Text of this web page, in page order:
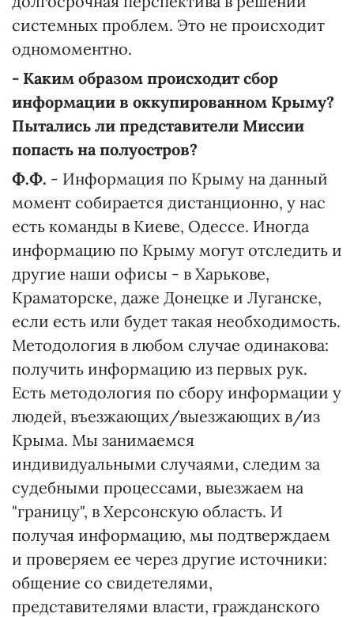
системных проблем. Это не происходит
одномоментно.
- Каким образом происходит сбор
информации в оккупированном Крыму?
Пытались ли представители Миссии
попасть на полуостров?
Ф.Ф. - Информация по Крыму на данный
момент собирается дистанционно, у нас
есть команды в Киеве, Одессе. Иногда
информацию по Крыму могут отследить и
другие наши офисы - в Харькове,
Краматорске, даже Донецке и Луганске,
если есть или будет такая необходимость.
Методология в любом случае одинакова:
получить информацию из первых рук.
Есть методология по сбору информации у
людей, въезжающих/выезжающих в/из
Крыма. Мы занимаемся
индивидуальными случаями, следим за
судебными процессами, выезжаем на
"границу", в Херсонскую область. И
получая информацию, мы подтверждаем
и проверяем ее через другие источники:
общение со свидетелями,
представителями власти, гражданского